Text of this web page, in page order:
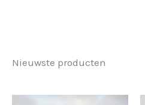
Nieuwste producten